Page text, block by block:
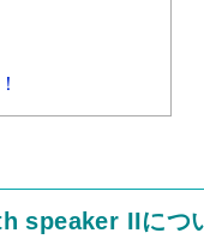
speaker IIにつ